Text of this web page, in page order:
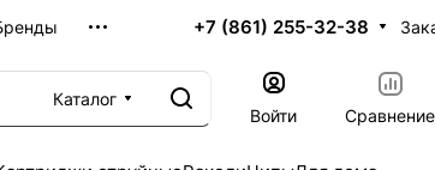
+7 (861) 255-32-38
Каталог
Войти
Сравнение